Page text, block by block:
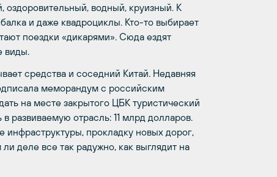
оздоровительный, водный, круизный. К
и даже квадроциклы. Кто-то выбирает
поездки «дикарями». Сюда ездят
виды.
средства и соседний Китай. Недавняя
меморандум с российским
на месте закрытого ЦБК туристический
развиваемую отрасль: 11 млрд долларов.
инфраструктуры, прокладку новых дорог,
деле все так радужно, как выглядит на